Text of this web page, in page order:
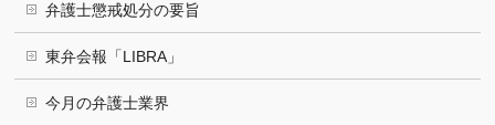
弁護士懲戒処分の要旨
東弁会報「LIBRA」
今月の弁護士業界